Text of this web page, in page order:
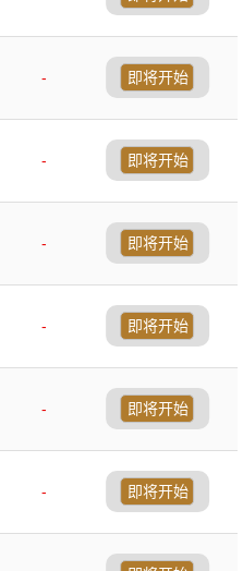
-
即将开始
-
即将开始
-
即将开始
-
即将开始
-
即将开始
-
即将开始